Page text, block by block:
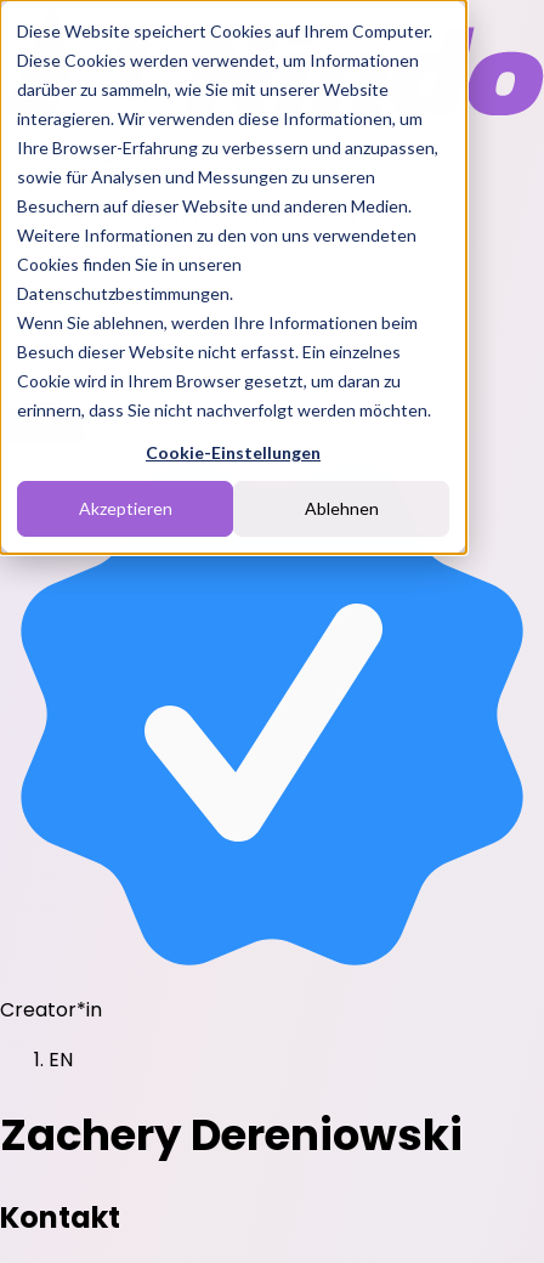
Diese Website speichert Cookies auf Ihrem Computer.
Diese Cookies werden verwendet, um Informationen
darüber zu sammeln, wie Sie mit unserer Website
interagieren. Wir verwenden diese Informationen, um
Ihre Browser-Erfahrung zu verbessern und anzupassen,
sowie für Analysen und Messungen zu unseren
Besuchern auf dieser Website und anderen Medien.
Weitere Informationen zu den von uns verwendeten
Cookies finden Sie in unseren
Datenschutzbestimmungen.
Wenn Sie ablehnen, werden Ihre Informationen beim
Besuch dieser Website nicht erfasst. Ein einzelnes
Cookie wird in Ihrem Browser gesetzt, um daran zu
erinnern, dass Sie nicht nachverfolgt werden möchten.
Cookie-Einstellungen
Akzeptieren Ablehnen
Features
Solutions
BlogChartsRabatt CodesPakete
Login
Creator*in
EN
Zachery Dereniowski
Kontakt